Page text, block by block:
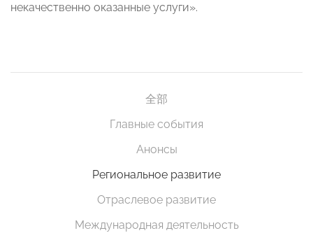
некачественно оказанные услуги».
全部
Главные события
Анонсы
Региональное развитие
Отраслевое развитие
Международная деятельность